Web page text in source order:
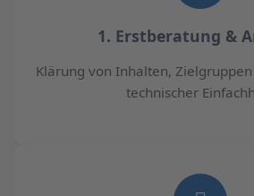
1. Erstberatung &
Klärung von Inhalten,
technischer